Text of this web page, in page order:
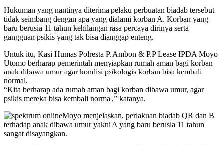
Hukuman yang nantinya diterima pelaku perbuatan biadab tersebut
tidak seimbang dengan apa yang dialami korban A. Korban yang
baru berusia 11 tahun kehilangan rasa percaya dirinya serta
gangguan psikis yang tak bisa dianggap enteng.
Untuk itu, Kasi Humas Polresta P. Ambon & P.P Lease IPDA Moyo
Utomo berharap pemerintah menyiapkan rumah aman bagi korban
anak dibawa umur agar kondisi psikologis korban bisa kembali
normal.
“Kita berharap ada rumah aman bagi korban dibawa umur, agar
psikis mereka bisa kembali normal,” katanya.
Moyo menjelaskan, perlakuan biadab QR dan B
terhadap anak dibawa umur yakni A yang baru berusia 11 tahun
sangat disayangkan.